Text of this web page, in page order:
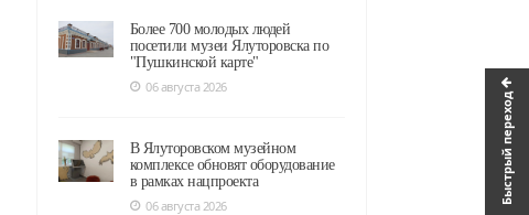
Быстрый переход
Более 700 молодых людей
посетили музеи Ялуторовска по
"Пушкинской карте"
06 августа 2026
В Ялуторовском музейном
комплексе обновят оборудование
в рамках нацпроекта
06 августа 2026